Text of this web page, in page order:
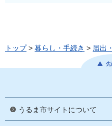
トップ> 暮らし・手続き > 届出
先
うるま市サイトについて